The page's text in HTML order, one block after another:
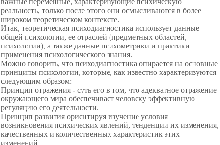
важные переменные, характеризующие психическую
реальность, только после этого они осмысливаются в более
широком теоретическом контексте.
Итак, теоретическая психодиагностика использует данные
общей психологии, ее отраслей (предметных областей,
психологии), а также данные психометрики и практики
применения психологического знания.
Можно говорить, что психодиагностика опирается на основные
принципы психологии, которые, как известно характеризуются
следующим образом:
Принцип отражения - суть его в том, что адекватное отражение
окружающего мира обеспечивает человеку эффективную
регуляцию его деятельности.
Принцип развития ориентируя изучение условия
возникновения психических явлений, тенденции их изменения,
качественных и количественных характеристик этих
изменений.